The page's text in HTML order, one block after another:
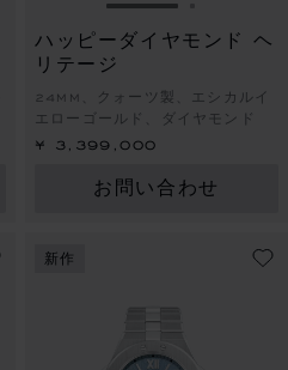
スライドに移動
ハッピーダイヤモンド ヘ
リテージ
24MM、クォーツ製、エシカルイ
エローゴールド、ダイヤモンド
¥ 3,399,000
お問い合わせ
新作